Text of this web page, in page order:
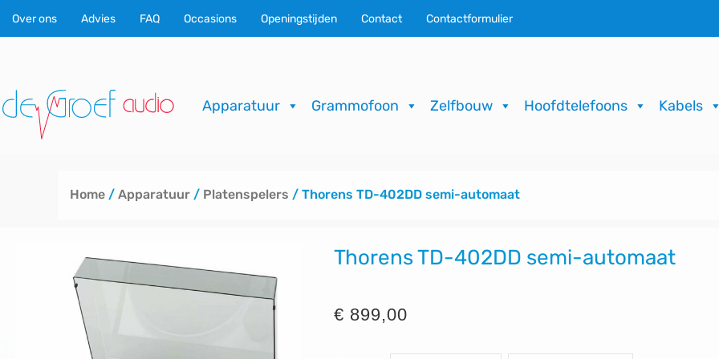
naar
Over ons Advies FAQ Occasions Openingstijden Contact Contactformulier
Apparatuur Grammofoon Zelfbouw Hoofdtelefoons Kabels
Home / Apparatuur / Platenspelers / Thorens TD-402DD semi-automaat
Thorens TD-402DD semi-automaat
€ 899,00